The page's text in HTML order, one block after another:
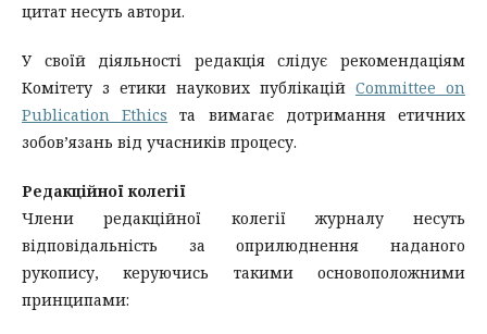
цитат несуть автори.
У своїй діяльності редакція слідує рекомендаціям
Комітету з етики наукових публікацій Committee on
Publication Ethics та вимагає дотримання етичних
зобов’язань від учасників процесу.
Редакційної колегії
Члени редакційної колегії журналу несуть
відповідальність за оприлюднення наданого
рукопису, керуючись такими основоположними
принципами: